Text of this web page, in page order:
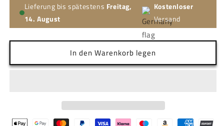
Lieferung bis spätestens Freitag,
14. August
Kostenloser
Versand
In den Warenkorb legen